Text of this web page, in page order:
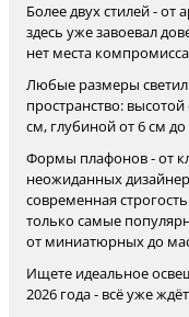
Более двух стилей - от
здесь уже завоевал
нет места
Любые размеры
пространство:
см, глубиной от 6 см до
Формы плафонов - от
неожиданных
современная
только самые
от миниатюрных до
Ищете идеальное
2026 года - всё уже